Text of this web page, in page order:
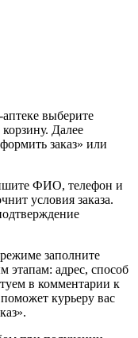
выберите
Далее
заказ» или
ФИО, телефон и
условия заказа.
заполните
этапам: адрес, способ
в комментарии к
курьеру вас